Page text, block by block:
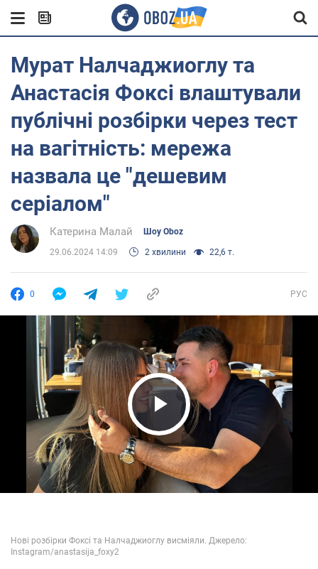
Мурат Налчаджиоглу та
Анастасія Фоксі влаштували
публічні розбірки через тест
на вагітність: мережа
назвала це "дешевим
серіалом"
Катерина Малай Шоу Oboz
29.06.2024 14:09 2 хвилини 22,6 т.
0 РУС
Play Video